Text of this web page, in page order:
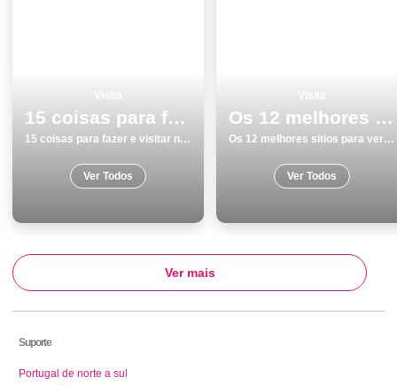
15 coisas para fazer e visitar no inverno nas Ilhas dos AÃ§ores
15 coisas para fazer e visitar no inverno nas Ilhas dos AÃ§ores
Ver Todos
Os 12 melhores sitios para ver e visitar em Peniche
Os 12 melhores sitios para ver e visitar em Peniche
Ver Todos
Ver mais
Suporte
Portugal de norte a sul